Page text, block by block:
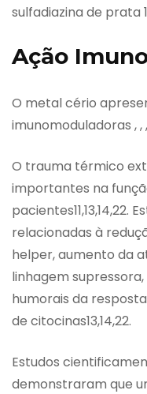
sulfadiazina de prata
Ação
O metal cério
imunomoduladoras , , ,
O trauma térmico
importantes na
pacientes11,13,14,22.
relacionadas à
helper, aumento da
linhagem
humorais da
de citocinas13,14,22.
Estudos
demonstraram que